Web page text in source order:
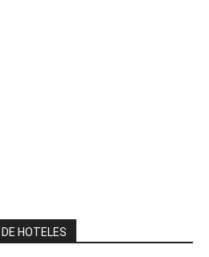
HOTELES